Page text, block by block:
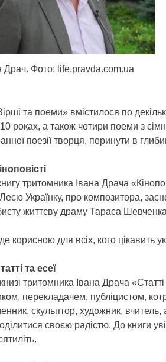
Драч. Фото: life.pravda.com.ua
та поеми» вмістилося по
роках, а також чотири поеми з
поезії творця, поринути в
тритомника Івана Драча
Українку, про композитора,
життєву драму Тараса
корисною для всіх, кого цікавить
та есеї
тритомника Івана Драча
перекладачем, публіцистом,
скульптор, художник,
своєю радістю. До книги